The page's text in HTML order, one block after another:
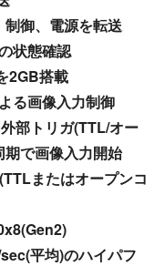
御、電源を転送
状態確認
2GB搭載
る画像入力制御
部トリガ(TTL/オー
で画像入力開始
またはオープンコ
平均)のハイパフ